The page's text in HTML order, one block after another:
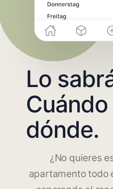
Lo
dónde.
¿No quieres
apartamento todo